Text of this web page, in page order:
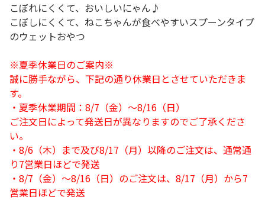
こぼれにくくて、おいしいにゃん♪
こぼしにくくて、ねこちゃんが食べやすいスプーンタイプ
のウェットおやつ
※夏季休業日のご案内※
誠に勝手ながら、下記の通り休業日とさせていただきま
す。
・夏季休業期間：8/7（金）～8/16（日）
ご注文日によって発送日が異なりますのでご了承くださ
い。
・8/6（木）まで及び8/17（月）以降のご注文は、通常通
り7営業日ほどで発送
・8/7（金）～8/16（日）のご注文は、8/17（月）から7
営業日ほどで発送